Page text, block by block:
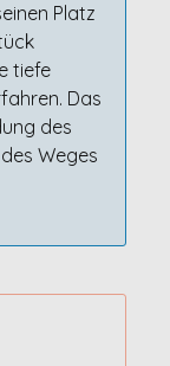
Platz
tiefe
Das
des
Weges